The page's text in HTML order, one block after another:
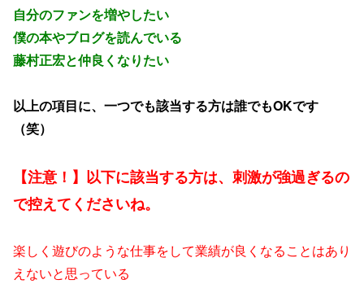
自分のファンを増やしたい
僕の本やブログを読んでいる
藤村正宏と仲良くなりたい
以上の項目に、一つでも該当する方は誰でもOKです
（笑）
【注意！】以下に該当する方は、刺激が強過ぎるの
で控えてくださいね。
楽しく遊びのような仕事をして業績が良くなることはあり
えないと思っている